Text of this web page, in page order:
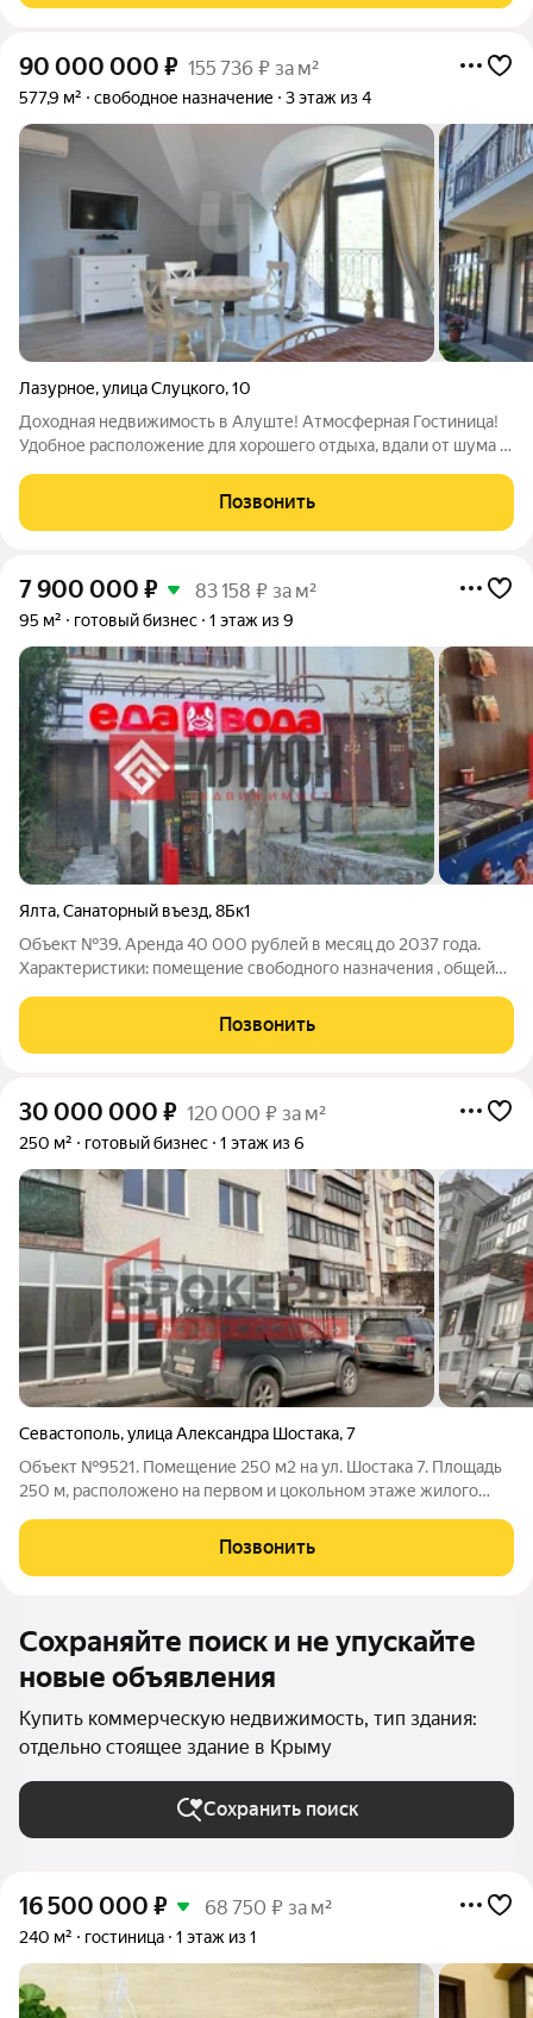
90 000 000 ₽ 155 736 ₽ за м²
577,9 м² свободное назначение 3 этаж из 4
Лазурное,улица Слуцкого,10
Доходная недвижимость в Алуште! Атмосферная Гостиница!
Удобное расположение для хорошего отдыха, вдали от шума и
однокомнатных и 2 двухкомнатных). Номера в отличном
состоянии, укомплектованы
Позвонить
7 900 000 ₽ 83 158 ₽ за м²
95 м² готовый бизнес 1 этаж из 9
Ялта,Санаторный въезд,8Бк1
Объект №39. Аренда 40 000 рублей в месяц до 2037 года.
Характеристики: помещение свободного назначения , общей
220 вольт, мощьность 10кВт. Отдельный вход. Можно купить в
ипотеку. Подробнее по
Позвонить
30 000 000 ₽ 120 000 ₽ за м²
250 м² готовый бизнес 1 этаж из 6
Севастополь,улица Александра Шостака,7
Объект №9521. Помещение 250 м2 на ул. Шостака 7. Площадь
250 м, расположено на первом и цокольном этаже жилого
Шостака 7. Первый этаж, площадью 125 м2, состоит из 6
кабинетов, просторного
Позвонить
Сохраняйте поиск и не упускайте
новые объявления
Купить коммерческую недвижимость, тип здания:
отдельно стоящее здание в Крыму
Сохранить поиск
16 500 000 ₽ 68 750 ₽ за м²
240 м² гостиница 1 этаж из 1